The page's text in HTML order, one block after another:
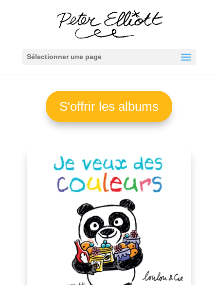
Sélectionner une page
S'offrir les albums